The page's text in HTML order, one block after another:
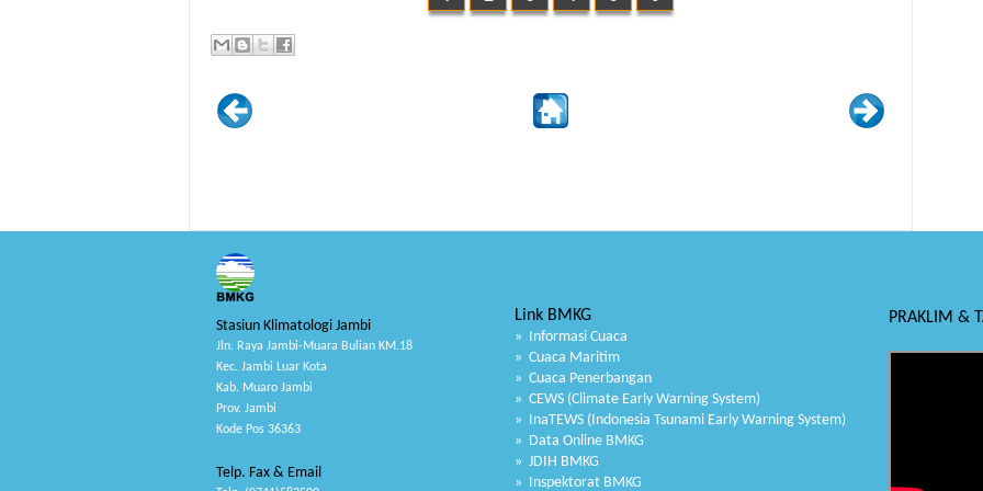
Stasiun Klimatologi Jambi
Jln. Raya Jambi-Muara Bulian KM.18
Kec. Jambi Luar Kota
Kab. Muaro Jambi
Prov. Jambi
Kode Pos 36363
Telp. Fax & Email
Link BMKG
» Informasi Cuaca
» Cuaca Maritim
» Cuaca Penerbangan
» CEWS (Climate Early Warning System)
» InaTEWS (Indonesia Tsunami Early Warning System)
» Data Online BMKG
» JDIH BMKG
» Inspektorat BMKG
PRAKLIM &